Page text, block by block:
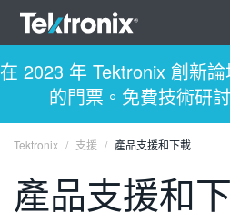
ENGLISH
FRANÇAIS
在 2023 年 Tektronix 創新
的門票。免費技術研
Tektronix 支援 產品支援和下載
產品支援和